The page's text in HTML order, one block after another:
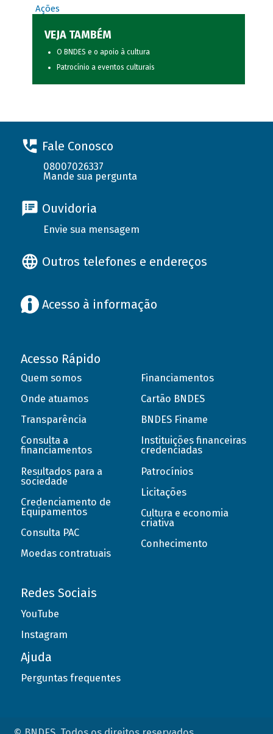
Ações
VEJA TAMBÉM
O BNDES e o apoio à cultura
Patrocínio a eventos culturais
Fale Conosco
08007026337
Mande sua pergunta
Ouvidoria
Envie sua mensagem
Outros telefones e endereços
Acesso à informação
Acesso Rápido
Quem somos
Onde atuamos
Transparência
Consulta a
financiamentos
Resultados para a
sociedade
Credenciamento de
Equipamentos
Consulta PAC
Moedas contratuais
Financiamentos
Cartão BNDES
BNDES Finame
Instituições financeiras
credenciadas
Patrocínios
Licitações
Cultura e economia
criativa
Conhecimento
Redes Sociais
YouTube
Instagram
Ajuda
Perguntas frequentes